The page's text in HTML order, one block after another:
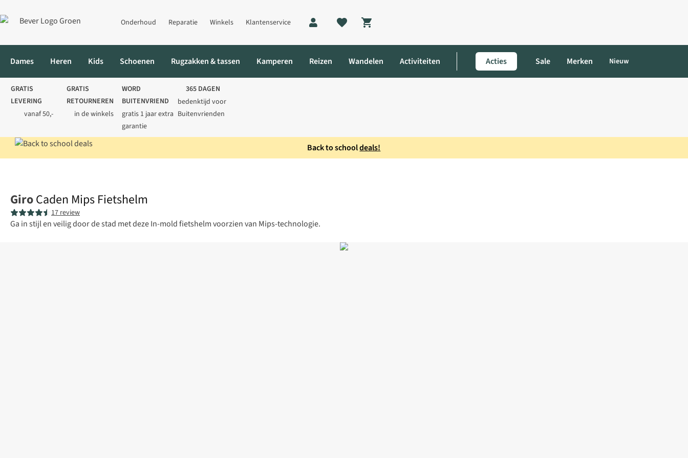
Onderhoud Reparatie Winkels Klantenservice
Shopping cart
Dames Heren Kids Schoenen Rugzakken & tassen Kamperen Reizen Wandelen Activiteiten Acties Sale Merken Nieuw
GRATIS
LEVERING
vanaf 50,-
GRATIS
RETOURNEREN
in de winkels
WORD
BUITENVRIEND
gratis 1 jaar extra
garantie
365 DAGEN
bedenktijd voor
Buitenvrienden
Back to schooldeals!
GiroCaden Mips Fietshelm
17 review
Ga in stijl en veilig door de stad met deze In-mold fietshelm voorzien van Mips-technologie.